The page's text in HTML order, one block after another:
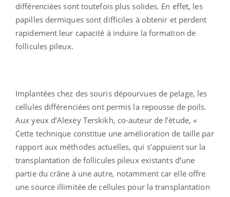
différenciées sont toutefois plus solides. En effet, les
papilles dermiques sont difficiles à obtenir et perdent
rapidement leur capacité à induire la formation de
follicules pileux.
Implantées chez des souris dépourvues de pelage, les
cellules différenciées ont permis la repousse de poils.
Aux yeux d’Alexey Terskikh, co-auteur de l’étude, «
Cette technique constitue une amélioration de taille par
rapport aux méthodes actuelles, qui s’appuient sur la
transplantation de follicules pileux existants d’une
partie du crâne à une autre, notamment car elle offre
une source illimitée de cellules pour la transplantation